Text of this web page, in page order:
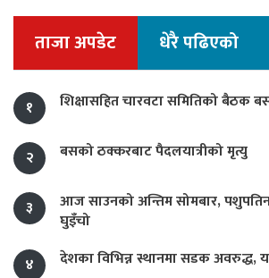
ताजा अपडेट धेरै पढिएको
१ शिक्षासहित चारवटा समितिको बैठक
२ बसको ठक्करबाट पैदलयात्रीको मृत्यु
३
आज साउनको अन्तिम सोमबार,
घुइँचो
४
देशका विभिन्न स्थानमा सडक अवरुद्ध,